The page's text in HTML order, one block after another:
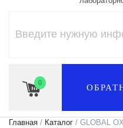
0
Главная / Каталог / GLOBAL